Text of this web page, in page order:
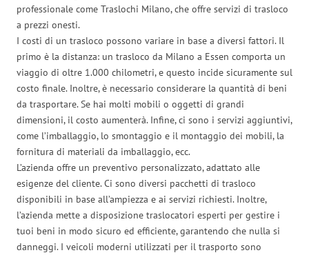
professionale come Traslochi Milano, che offre servizi di trasloco
a prezzi onesti.
I costi di un trasloco possono variare in base a diversi fattori. Il
primo è la distanza: un trasloco da Milano a Essen comporta un
viaggio di oltre 1.000 chilometri, e questo incide sicuramente sul
costo finale. Inoltre, è necessario considerare la quantità di beni
da trasportare. Se hai molti mobili o oggetti di grandi
dimensioni, il costo aumenterà. Infine, ci sono i servizi aggiuntivi,
come l’imballaggio, lo smontaggio e il montaggio dei mobili, la
fornitura di materiali da imballaggio, ecc.
L’azienda offre un preventivo personalizzato, adattato alle
esigenze del cliente. Ci sono diversi pacchetti di trasloco
disponibili in base all’ampiezza e ai servizi richiesti. Inoltre,
l’azienda mette a disposizione traslocatori esperti per gestire i
tuoi beni in modo sicuro ed efficiente, garantendo che nulla si
danneggi. I veicoli moderni utilizzati per il trasporto sono